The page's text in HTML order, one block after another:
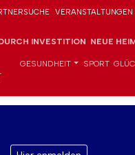
VERANSTALTUNGEN
INVESTITION NEUE
GESUNDHEIT SPORT